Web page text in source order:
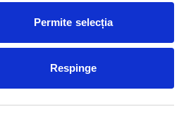
Permite selecția
Respinge
bilete